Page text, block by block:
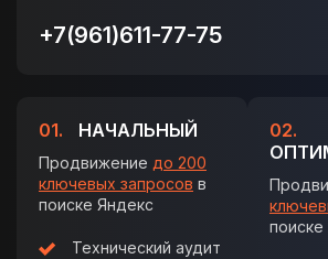
+7(961)611-77-75
01. НАЧАЛЬНЫЙ
Продвижение до 200
ключевых запросов в
поиске Яндекс
Технический аудит
02.